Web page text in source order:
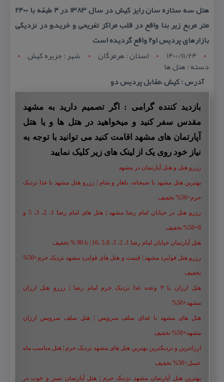
هتل سه ستاره سان رایز كیش در سال ۱۳۸۳ در ۴ طبقه با ۲۴۰۰
متر مربع زیر بنا واقع در قلب مراكز تفریحی و خرید،و در نزدیكی
بازارهای پردیس ۱و۲ واقع گردیده است
1400/11/24
استان : هرمزگان شهر : جزيره کيش
دسته : هتل ها
آدرس : كیش ،مقابل پردیس دو
بازدید کننده گرامی : اگر تصمیم دارید به مشهد
مقدس سفر کنید و میخواهید در هتل ها و یا هتل
آپارتمان های مشهد اقامت کنید می توانید با توجه به
نیاز خود روی یک از لینک های زیر کلیک نمایید
رزرو هتل و هتل آپارتمان در مشهد
بهترین هتل مشهد با صبحانه، ناهار و شام | رزرو هتل مشهد با غذا نزدیک
حرم+50% تخفیف
رزرو هتل در خیابان امام رضا مشهد | هتل‌ های امام رضا 1، 2، 3، 5 و
8+50% تخفیف
هتل آپارتمان خیابان امام رضا 1، 2، 3، 5،8 ،16 | تا 90 % تخفیف
رزرو هتل فولبرد مشهد | قیمت و هتل های فولبرد مشهد نزدیک حرم+50%
تخفیف
هتل ارزان با ۳ وعده غذا نزدیک حرم امام رضا | رزرو هتل ارزان
مشهد+50%
هتل های مشهد با غذای سلف سرویس | هتل سلف سرویس ارزان
مشهد+50% تخفیف
ارزانترین و نزدیکترین بهترین هتل های مشهد نزدیک حرم | هتل مناسب ماه
عسل+50% تخفیف
بهترین هتل آپارتمان مشهد نزدیک حرم | هتل آپارتمان تمیز و خوب در